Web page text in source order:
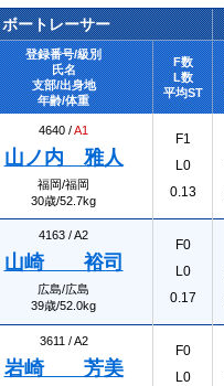
ボートレーサー
登録番号/級別
氏名
支部/出身地
年齢/体重
F数
L数
平均ST
4640 /A1
山ノ内 雅人
福岡/福岡
30歳/52.7kg
F1
L0
0.13
4163 /A2
山崎 裕司
広島/広島
39歳/52.0kg
F0
L0
0.17
3611 /A2
岩崎 芳美
F0
L0